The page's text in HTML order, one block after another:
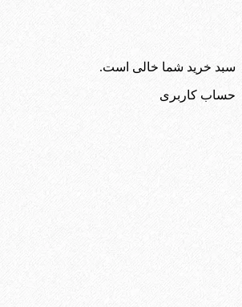
سبد خرید شما خالی است.
حساب کاربری